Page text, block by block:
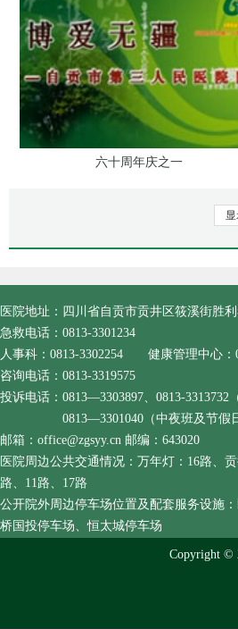
六十周年庆之一
医院地址：四川省自贡市贡井区筱溪街胜
急救电话：0813-3301234
人事科：0813-3302254 健康管理中心：
咨询电话：0813-3319575
投诉电话：0813—3303897、0813-3313732
0813—3301040（中夜班及节假日
邮箱：office@zgsyy.cn 邮编：643020
医院周边公共交通情况：万年灯：16路、
路、11路、17路
公开院外周边停车场位置及配套服务设施
桥国投停车场、恒太城停车场
Copyright